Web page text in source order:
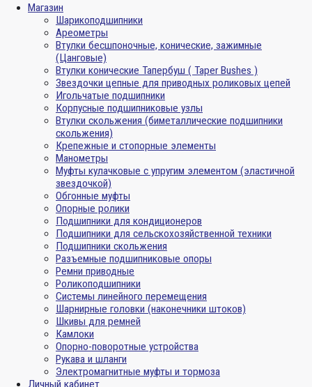
Магазин
Шарикоподшипники
Ареометры
Втулки бесшпоночные, конические, зажимные
(Цанговые)
Втулки конические Тапербуш ( Taper Bushes )
Звездочки цепные для приводных роликовых цепей
Игольчатые подшипники
Корпусные подшипниковые узлы
Втулки скольжения (биметаллические подшипники
скольжения)
Крепежные и стопорные элементы
Манометры
Муфты кулачковые с упругим элементом (эластичной
звездочкой)
Обгонные муфты
Опорные ролики
Подшипники для кондиционеров
Подшипники для сельскохозяйственной техники
Подшипники скольжения
Разъемные подшипниковые опоры
Ремни приводные
Роликоподшипники
Системы линейного перемещения
Шарнирные головки (наконечники штоков)
Шкивы для ремней
Камлоки
Опорно-поворотные устройства
Рукава и шланги
Электромагнитные муфты и тормоза
Личный кабинет